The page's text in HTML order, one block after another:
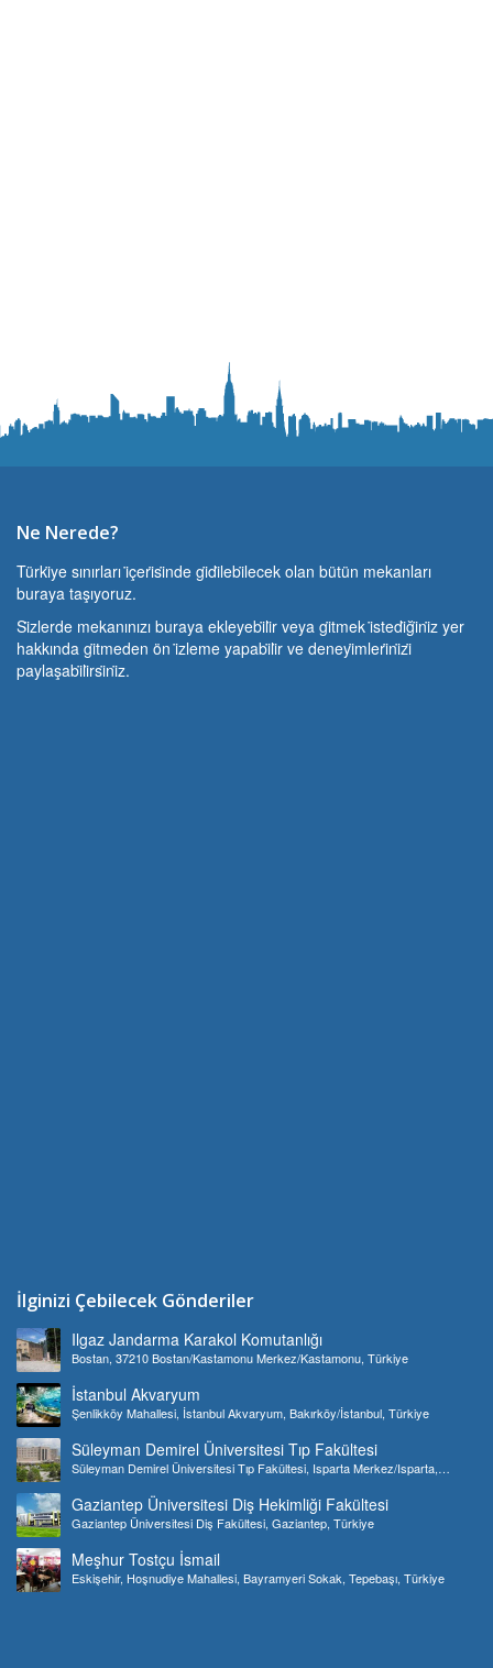
Ne Nerede?
Türki̇ye sınırları i̇çeri̇si̇nde gi̇di̇lebi̇lecek olan bütün mekanları
buraya taşıyoruz.
Si̇zlerde mekanınızı buraya ekleyebi̇li̇r veya gi̇tmek i̇stedi̇ği̇ni̇z yer
hakkında gi̇tmeden ön i̇zleme yapabi̇li̇r ve deneyi̇mleri̇ni̇zi̇
paylaşabi̇li̇rsi̇ni̇z.
İlginizi Çebilecek Gönderiler
Ilgaz Jandarma Karakol Komutanlığı
Bostan, 37210 Bostan/Kastamonu Merkez/Kastamonu, Türkiye
İstanbul Akvaryum
Şenlikköy Mahallesi, İstanbul Akvaryum, Bakırköy/İstanbul, Türkiye
Süleyman Demirel Üniversitesi Tıp Fakültesi
Süleyman Demirel Üniversitesi Tıp Fakültesi, Isparta Merkez/Isparta,
Gaziantep Üniversitesi Diş Hekimliği Fakültesi
Gaziantep Üniversitesi Diş Fakültesi, Gaziantep, Türkiye
Meşhur Tostçu İsmail
Eskişehir, Hoşnudiye Mahallesi, Bayramyeri Sokak, Tepebaşı, Türkiye